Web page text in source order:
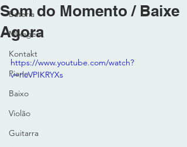
Bateria
MIxagem
Kontakt
Piano
Baixo
Violão
Guitarra
Som do Momento / Baixe
Agora
https://www.youtube.com/watch?
v=rlcVPIKRYXs